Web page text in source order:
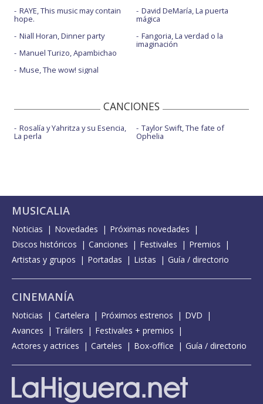
RAYE, This music may contain
hope.
Niall Horan, Dinner party
Manuel Turizo, Apambichao
Muse, The wow! signal
David DeMaría, La puerta
mágica
Fangoria, La verdad o la
imaginación
CANCIONES
Rosalía y Yahritza y su Esencia,
La perla
Taylor Swift, The fate of
Ophelia
MUSICALIA
Noticias Novedades
Próximas novedades
Discos históricos
Canciones Festivales
Premios
Artistas y grupos
Portadas Listas Guía / directorio
CINEMANÍA
Noticias Cartelera Próximos estrenos
DVD
Avances
Tráilers
Festivales + premios
Actores y actrices
Carteles Box-office Guía / directorio